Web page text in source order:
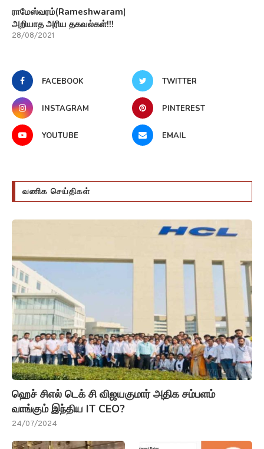
ராமேஸ்வரம்(Rameshwaram)பற்றி
அறியாத அரிய தகவல்கள்!!!
28/08/2021
FACEBOOK TWITTER
INSTAGRAM PINTEREST
YOUTUBE EMAIL
வணிக செய்திகள்
ஹெச் சிஎல் டெக் சி விஜயகுமார் அதிக சம்பளம்
வாங்கும் இந்திய IT CEO?
24/07/2024